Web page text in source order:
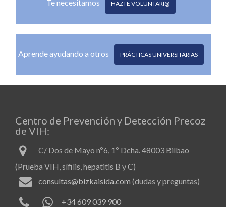
Te necesitamos HAZTE VOLUNTARI@
Aprende ayudando a otros PRÁCTICAS UNIVERSITARIAS
Centro de Prevención y Detección Precoz
de VIH:
C/ Dos de Mayo nº6, 1º Dcha. 48003 Bilbao
(Prueba VIH, sífilis, hepatitis B y C)
consultas@bizkaisida.com (dudas y preguntas)
+34 609 039 900